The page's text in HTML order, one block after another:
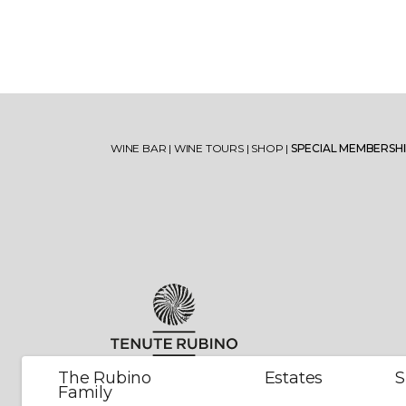
WINE BAR | WINE TOURS | SHOP | SPECIAL
The Rubino
Family
Estates
Padula di Geremia Estate
Oltremé
Oltremé Rosato